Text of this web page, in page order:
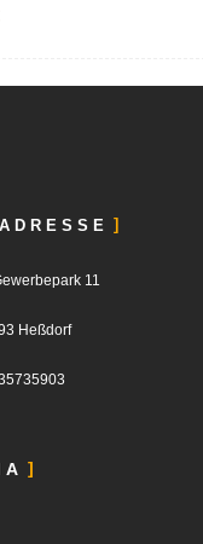
ADRESSE
11
Heßdorf